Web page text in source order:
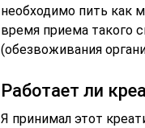
необходимо пить как
время приема такого
(обезвоживания
Работает ли
Я принимал этот